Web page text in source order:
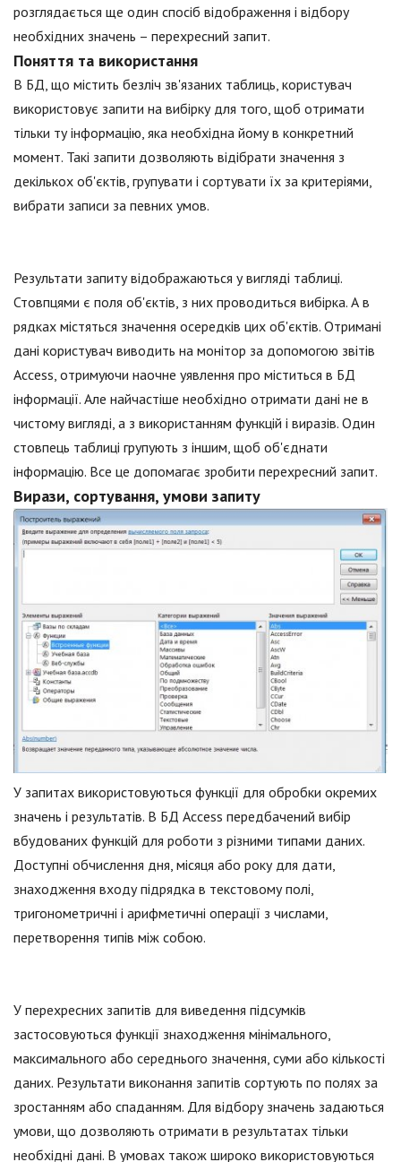
розглядається ще один спосіб відображення і відбору
необхідних значень – перехресний запит.
Поняття та використання
В БД, що містить безліч зв'язаних таблиць, користувач
використовує запити на вибірку для того, щоб отримати
тільки ту інформацію, яка необхідна йому в конкретний
момент. Такі запити дозволяють відібрати значення з
декількох об'єктів, групувати і сортувати їх за критеріями,
вибрати записи за певних умов.
Результати запиту відображаються у вигляді таблиці.
Стовпцями є поля об'єктів, з них проводиться вибірка. А в
рядках містяться значення осередків цих об'єктів. Отримані
дані користувач виводить на монітор за допомогою звітів
Access, отримуючи наочне уявлення про міститься в БД
інформації. Але найчастіше необхідно отримати дані не в
чистому вигляді, а з використанням функцій і виразів. Один
стовпець таблиці групують з іншим, щоб об'єднати
інформацію. Все це допомагає зробити перехресний запит.
Вирази, сортування, умови запиту
У запитах використовуються функції для обробки окремих
значень і результатів. В БД Access передбачений вибір
вбудованих функцій для роботи з різними типами даних.
Доступні обчислення дня, місяця або року для дати,
знаходження входу підрядка в текстовому полі,
тригонометричні і арифметичні операції з числами,
перетворення типів між собою.
У перехресних запитів для виведення підсумків
застосовуються функції знаходження мінімального,
максимального або середнього значення, суми або кількості
даних. Результати виконання запитів сортують по полях за
зростанням або спаданням. Для відбору значень задаються
умови, що дозволяють отримати в результатах тільки
необхідні дані. В умовах також широко використовуються